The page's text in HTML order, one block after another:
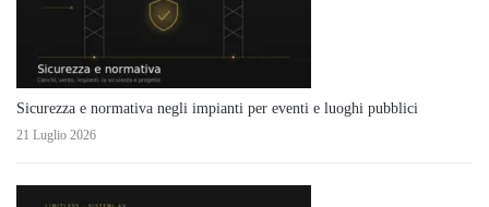
Sicurezza e normativa negli impianti per eventi e luoghi pubblici
21 Luglio 2026